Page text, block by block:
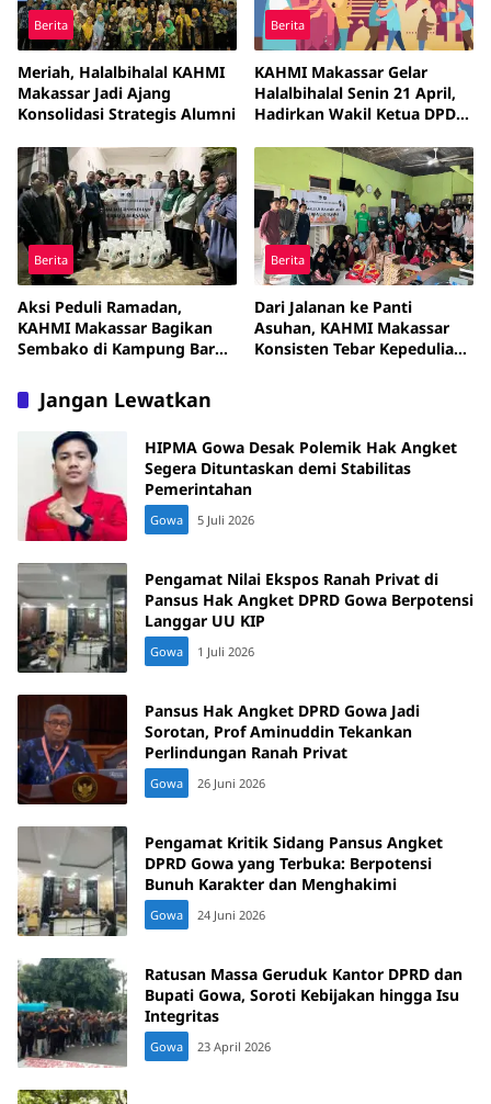
Berita
Meriah, Halalbihalal KAHMI
Makassar Jadi Ajang
Konsolidasi Strategis Alumni
Berita
KAHMI Makassar Gelar
Halalbihalal Senin 21 April,
Hadirkan Wakil Ketua DPD
Berita
Aksi Peduli Ramadan,
KAHMI Makassar Bagikan
Sembako di Kampung Baru
Berita
Dari Jalanan ke Panti
Asuhan, KAHMI Makassar
Konsisten Tebar Kepedulian
Jangan Lewatkan
HIPMA Gowa Desak Polemik Hak Angket
Segera Dituntaskan demi Stabilitas
Pemerintahan
Gowa 5 Juli 2026
Pengamat Nilai Ekspos Ranah Privat di
Pansus Hak Angket DPRD Gowa Berpotensi
Langgar UU KIP
Gowa 1 Juli 2026
Pansus Hak Angket DPRD Gowa Jadi
Sorotan, Prof Aminuddin Tekankan
Perlindungan Ranah Privat
Gowa 26 Juni 2026
Pengamat Kritik Sidang Pansus Angket
DPRD Gowa yang Terbuka: Berpotensi
Bunuh Karakter dan Menghakimi
Gowa 24 Juni 2026
Ratusan Massa Geruduk Kantor DPRD dan
Bupati Gowa, Soroti Kebijakan hingga Isu
Integritas
Gowa 23 April 2026